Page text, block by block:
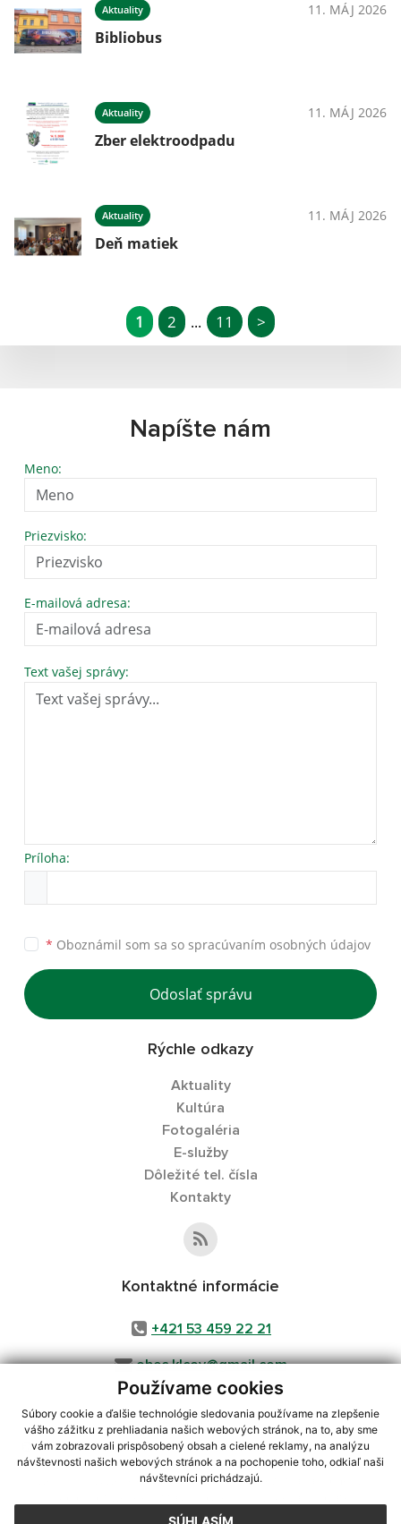
Používame cookies
Súbory cookie a ďalšie technológie sledovania používame na zlepšenie
vášho zážitku z prehliadania našich webových stránok, na to, aby sme
vám zobrazovali prispôsobený obsah a cielené reklamy, na analýzu
návštevnosti našich webových stránok a na pochopenie toho, odkiaľ naši
návštevníci prichádzajú.
Aktuality 11. MÁJ 2026
Bibliobus
Aktuality 11. MÁJ 2026
Zber elektroodpadu
Aktuality 11. MÁJ 2026
Deň matiek
1 2 ... 11 >
Napíšte nám
Meno:
Priezvisko:
E-mailová adresa:
Text vašej správy:
Príloha:
* Oboznámil som sa so spracúvaním osobných údajov
Odoslať správu
Rýchle odkazy
Aktuality
Kultúra
Fotogaléria
E-služby
Dôležité tel. čísla
Kontakty
Kontaktné informácie
+421 53 459 22 21
obec.klcov@gmail.com
využite možnosť získavania aktuálnych informácií s využitím RSS
CMS systém (redakčný) systém ECHELON 2,Mapa stránok,web portál
webex.digital, s.r.o.,domény,registrácia domény